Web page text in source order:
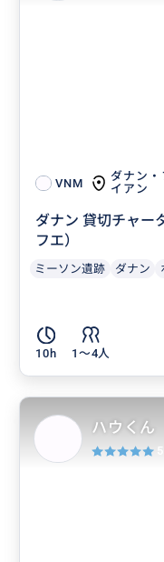
VNM
ダナン・
イアン
ダナン 貸切チャー
フエ）
ミーソン遺跡 ダナン
10h 1〜4人
ハウくん